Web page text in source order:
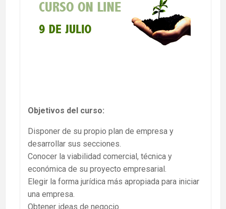
Objetivos del curso:
Disponer de su propio plan de empresa y
desarrollar sus secciones.
Conocer la viabilidad comercial, técnica y
económica de su proyecto empresarial.
Elegir la forma jurídica más apropiada para iniciar
una empresa.
Obtener ideas de negocio.